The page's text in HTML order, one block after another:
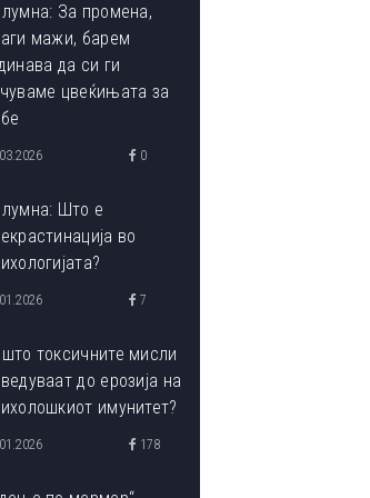
За промена,
мажи, барем
да си ги
цвеќињата за
0
Што е
во
7
токсичните мисли
до ерозија на
имунитет?
178